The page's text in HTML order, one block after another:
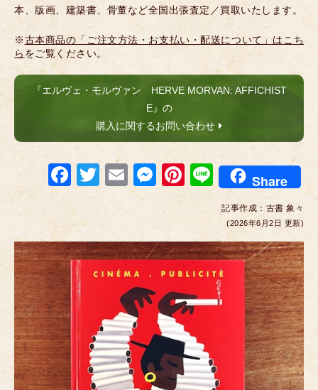
本、版画、建築書、骨董など全国出張査定／買取いたします。
※古本商品の「ご注文方法・お支払い・配送について」はこち
ら をご覧ください。
『エルヴェ・モルヴァン HERVE MORVAN: AFFICHIST
E』の
購入に関するお問い合わせ
F
a
c
e
b
k
T
er
E
m
M
ss
e
n
g
er
Pi
nt
er
e
st
Li
n
e
Share
記事作成： 古書 象々
(2026年6月2日 更新)